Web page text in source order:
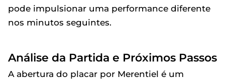
pode impulsionar uma performance diferente
nos minutos seguintes.
Análise da Partida e Próximos Passos
A abertura do placar por Merentiel é um